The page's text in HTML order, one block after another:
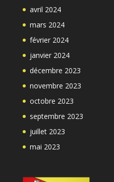
avril 2024
mars 2024
février 2024
janvier 2024
décembre 2023
novembre 2023
octobre 2023
septembre 2023
juillet 2023
mai 2023